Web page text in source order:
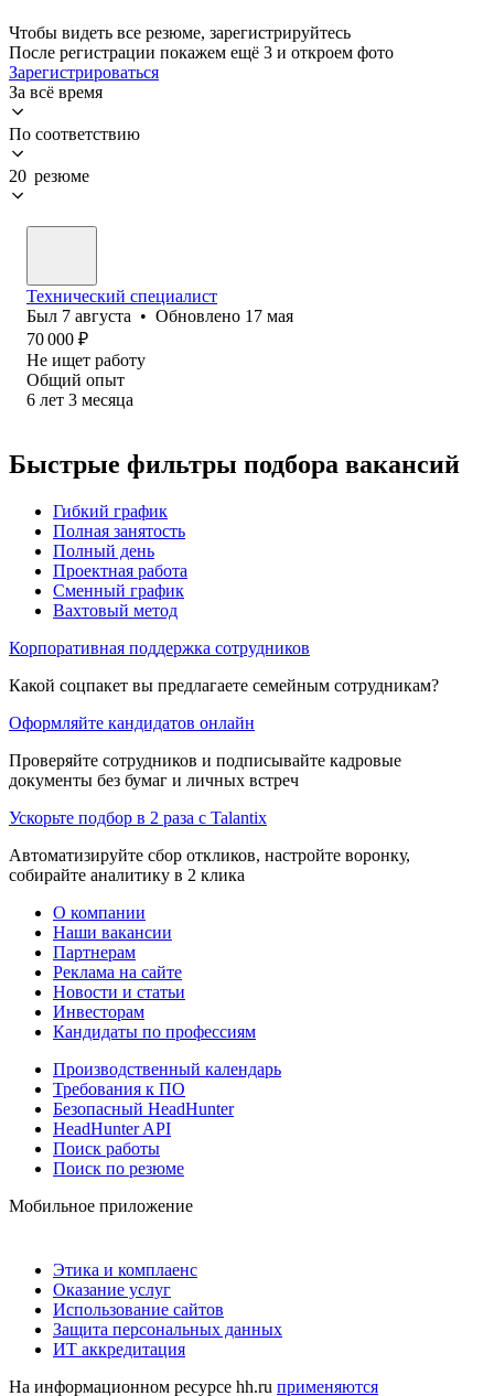
Чтобы видеть все резюме, зарегистрируйтесь
После регистрации покажем ещё 3 и откроем фото
Зарегистрироваться
За всё время
По соответствию
20 резюме
Технический специалист
Был 7 августа • Обновлено 17 мая
70 000 ₽
Не ищет работу
Общий опыт
6 лет 3 месяца
Быстрые фильтры подбора вакансий
Гибкий график
Полная занятость
Полный день
Проектная работа
Сменный график
Вахтовый метод
Корпоративная поддержка сотрудников
Какой соцпакет вы предлагаете семейным сотрудникам?
Оформляйте кандидатов онлайн
Проверяйте сотрудников и подписывайте кадровые
документы без бумаг и личных встреч
Ускорьте подбор в 2 раза с Talantix
Автоматизируйте сбор откликов, настройте воронку,
собирайте аналитику в 2 клика
О компании
Наши вакансии
Партнерам
Реклама на сайте
Новости и статьи
Инвесторам
Кандидаты по профессиям
Производственный календарь
Требования к ПО
Безопасный HeadHunter
HeadHunter API
Поиск работы
Поиск по резюме
Мобильное приложение
Этика и комплаенс
Оказание услуг
Использование сайтов
Защита персональных данных
ИТ аккредитация
На информационном ресурсе hh.ru применяются